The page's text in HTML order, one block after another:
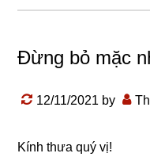
Đừng bỏ mặc
12/11/2021 by
Kính thưa quý vị!